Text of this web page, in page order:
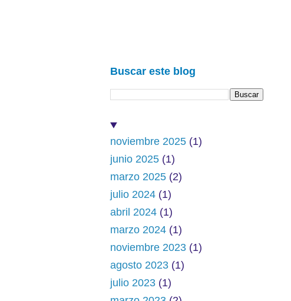
Buscar este blog
noviembre 2025 (1)
junio 2025 (1)
marzo 2025 (2)
julio 2024 (1)
abril 2024 (1)
marzo 2024 (1)
noviembre 2023 (1)
agosto 2023 (1)
julio 2023 (1)